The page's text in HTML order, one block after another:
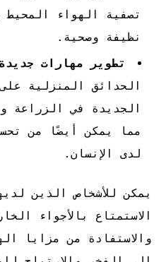
تصفية الهواء
نظيفة وصحية.
تطوير مهارات
الحدائق المنزلية
الجديدة في الزراعة
مما يمكن أيضًا من
لدى الإنسان.
يمكن للأشخاص الذين
الاستمتاع بالأجواء
والاستفادة من مزايا